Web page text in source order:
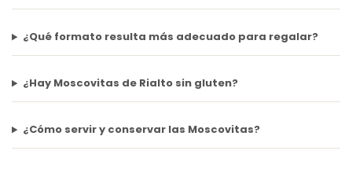
¿Qué formato resulta más adecuado para regalar?
¿Hay Moscovitas de Rialto sin gluten?
¿Cómo servir y conservar las Moscovitas?